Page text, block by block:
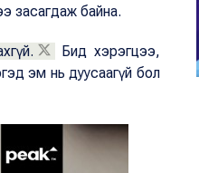
засагдаж байна.
Бид хэрэгцээ,
эм нь дуусаагүй бол